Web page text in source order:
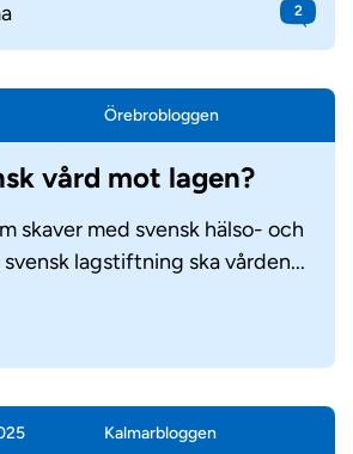
2
Örebro­bloggen
vård mot lagen?
skaver med svensk hälso- och
lagstiftning ska vården...
Kalmar­bloggen